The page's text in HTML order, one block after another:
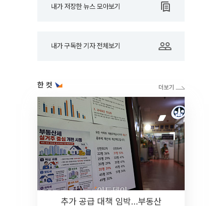
내가 저장한 뉴스 모아보기
내가 구독한 기자 전체보기
한 컷
추가 공급 대책 임박…부동산